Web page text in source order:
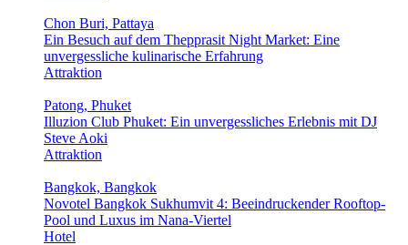
Chon Buri, Pattaya
Ein Besuch auf dem Thepprasit Night Market: Eine
unvergessliche kulinarische Erfahrung
Attraktion
Patong, Phuket
Illuzion Club Phuket: Ein unvergessliches Erlebnis mit DJ
Steve Aoki
Attraktion
Bangkok, Bangkok
Novotel Bangkok Sukhumvit 4: Beeindruckender Rooftop-
Pool und Luxus im Nana-Viertel
Hotel